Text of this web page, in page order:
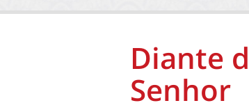
Diante
Senhor